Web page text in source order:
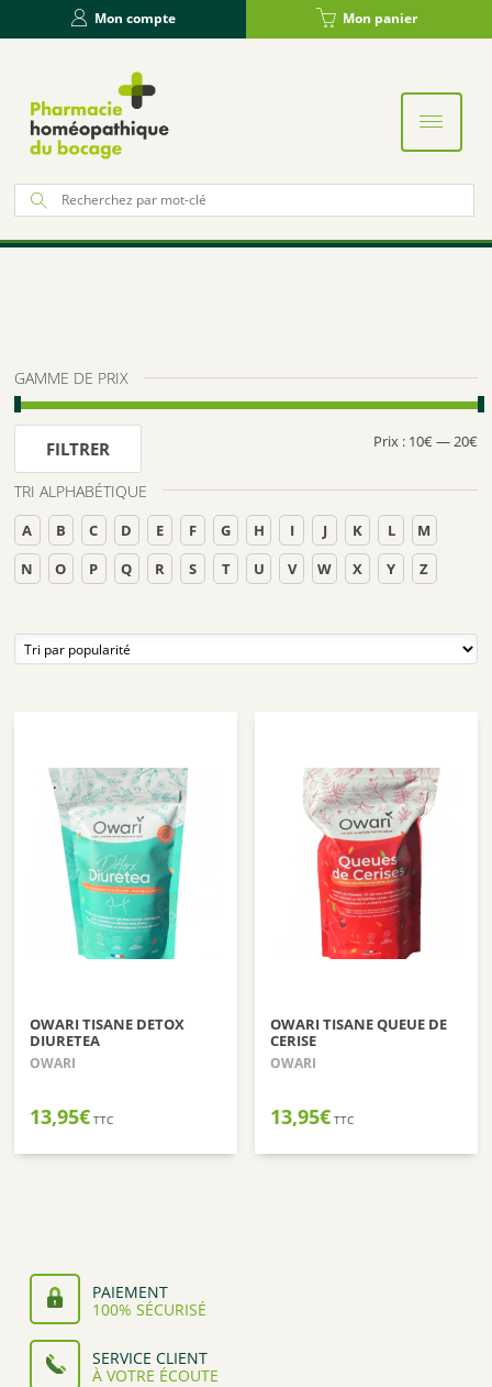
Mon compte Mon panier
:
GAMME DE PRIX
FILTRER Prix : 10€—20€
TRI ALPHABÉTIQUE
A B C D E F G H I J K L
M
N
O P Q R S T U V W X Y Z
OWARI TISANE DETOX
DIURETEA
OWARI
13,95€ TTC
OWARI TISANE QUEUE DE
CERISE
OWARI
13,95€ TTC
PAIEMENT
100% SÉCURISÉ
SERVICE CLIENT
À VOTRE ÉCOUTE
Panneau de gestion des cookies